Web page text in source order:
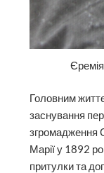
Головним
заснування
згромадження
Марії у 1892
притулки та